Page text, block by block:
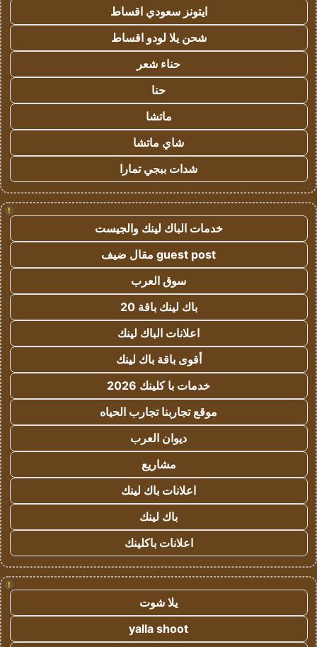
ايتونز سعودي اقساط
شحن يلا لودو اقساط
حناء شعر
حنا
ماتشا
شاي ماتشا
شدات ببجي تمارا
!
خدمات الباك لينك والجيست
guest post مقال ضيف
سوق العرب
باك لينك باقة 20
اعلانات الباك لينك
أقوى باقة باك لينك
خدمات با كلينك 2026
موقع تجاربنا تجارب الحياه
ديوان العرب
مشاريع
اعلانات باك لينك
باك لينك
اعلانات باكلينك
!
يلا شوت
yalla shoot